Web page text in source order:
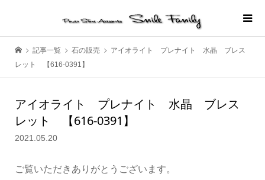
記事一覧 石の販売
アイオライト プレナイト 水晶 ブレス
レット 【616-0391】
アイオライト プレナイト 水晶 ブレス
レット 【616-0391】
2021.05.20
ご覧いただきありがとうございます。